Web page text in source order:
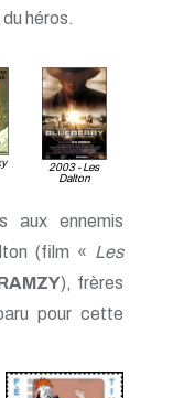
héros.
2003 - Les
Dalton
aux ennemis
(film « Les
), frères
pour cette